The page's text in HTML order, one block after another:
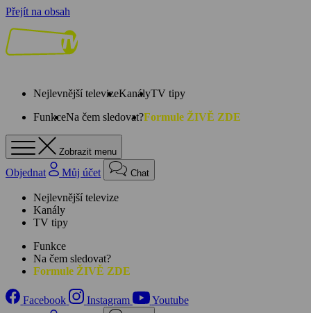
Přejít na obsah
Nejlevnější televizeKanályTV tipy
FunkceNa čem sledovat?Formule ŽIVĚ ZDE
Zobrazit menu
Objednat Můj účet Chat
Nejlevnější televize
Kanály
TV tipy
Funkce
Na čem sledovat?
Formule ŽIVĚ ZDE
Facebook Instagram
Youtube